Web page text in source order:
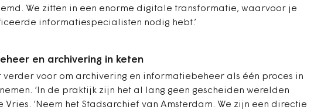
We zitten in een enorme digitale transformatie, waarvoor je
informatiespecialisten nodig hebt.’
en archivering in keten
verder voor om archivering en informatiebeheer als één proces in
‘In de praktijk zijn het al lang geen gescheiden werelden
Vries. ‘Neem het Stadsarchief van Amsterdam. We zijn een directie